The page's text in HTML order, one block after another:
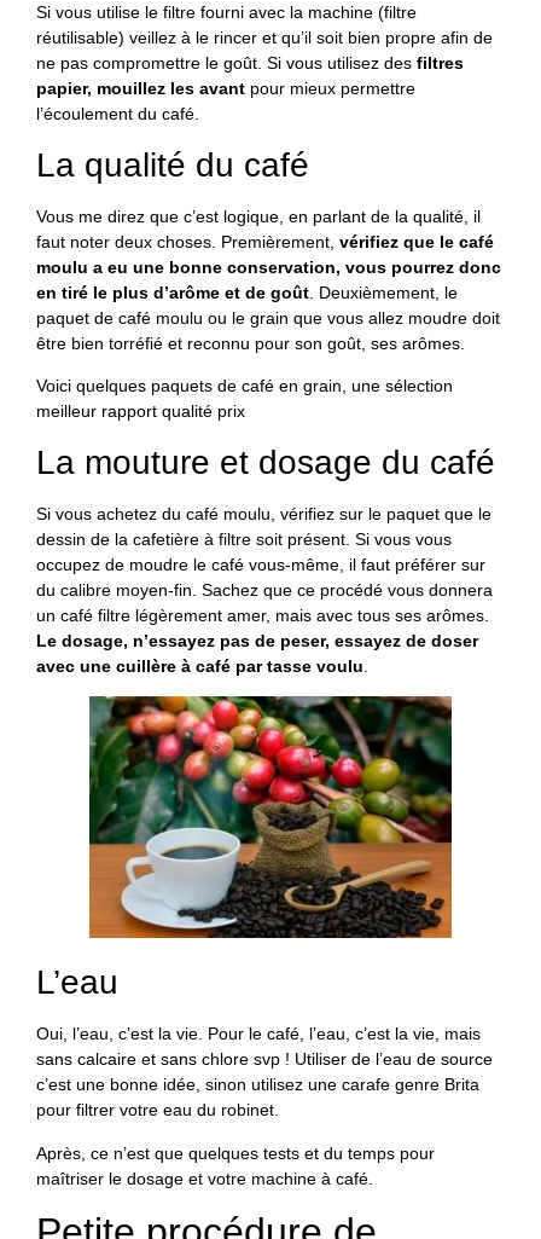
Si vous utilise le filtre fourni avec la machine (filtre
réutilisable) veillez à le rincer et qu’il soit bien propre afin de
ne pas compromettre le goût. Si vous utilisez des filtres
papier, mouillez les avant pour mieux permettre
l’écoulement du café.
La qualité du café
Vous me direz que c’est logique, en parlant de la qualité, il
faut noter deux choses. Premièrement, vérifiez que le café
moulu a eu une bonne conservation, vous pourrez donc
en tiré le plus d’arôme et de goût . Deuxièmement, le
paquet de café moulu ou le grain que vous allez moudre doit
être bien torréfié et reconnu pour son goût, ses arômes.
Voici quelques paquets de café en grain, une sélection
meilleur rapport qualité prix
La mouture et dosage du café
Si vous achetez du café moulu, vérifiez sur le paquet que le
dessin de la cafetière à filtre soit présent. Si vous vous
occupez de moudre le café vous-même, il faut préférer sur
du calibre moyen-fin. Sachez que ce procédé vous donnera
un café filtre légèrement amer, mais avec tous ses arômes.
Le dosage, n’essayez pas de peser, essayez de doser
avec une cuillère à café par tasse voulu
L’eau
Oui, l’eau, c’est la vie. Pour le café, l’eau, c’est la vie, mais
sans calcaire et sans chlore svp ! Utiliser de l’eau de source
c’est une bonne idée, sinon utilisez une carafe genre Brita
pour filtrer votre eau du robinet.
Après, ce n’est que quelques tests et du temps pour
maîtriser le dosage et votre machine à café.